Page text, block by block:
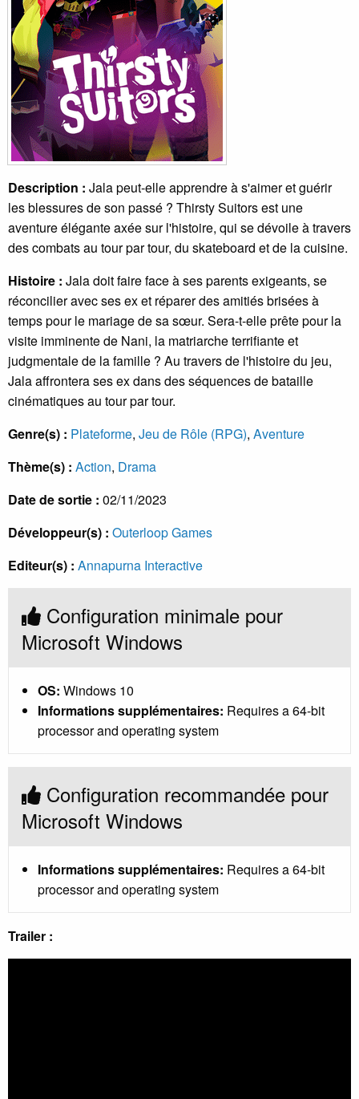
Description : Jala peut-elle apprendre à s'aimer et guérir
les blessures de son passé ? Thirsty Suitors est une
aventure élégante axée sur l'histoire, qui se dévoile à travers
des combats au tour par tour, du skateboard et de la cuisine.
Histoire : Jala doit faire face à ses parents exigeants, se
réconcilier avec ses ex et réparer des amitiés brisées à
temps pour le mariage de sa sœur. Sera-t-elle prête pour la
visite imminente de Nani, la matriarche terrifiante et
judgmentale de la famille ? Au travers de l'histoire du jeu,
Jala affrontera ses ex dans des séquences de bataille
cinématiques au tour par tour.
Genre(s) : Plateforme, Jeu de Rôle (RPG), Aventure
Thème(s) : Action, Drama
Date de sortie : 02/11/2023
Développeur(s) : Outerloop Games
Editeur(s) : Annapurna Interactive
Configuration minimale pour
Microsoft Windows
OS: Windows 10
Informations supplémentaires: Requires a 64-bit
processor and operating system
Configuration recommandée pour
Microsoft Windows
Informations supplémentaires: Requires a 64-bit
processor and operating system
Trailer :